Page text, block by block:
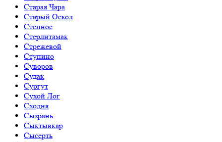
Старая Чара
Старый Оскол
Степное
Стерлитамак
Стрежевой
Ступино
Суворов
Судак
Сургут
Сухой Лог
Сходня
Сызрань
Сыктывкар
Сысерть